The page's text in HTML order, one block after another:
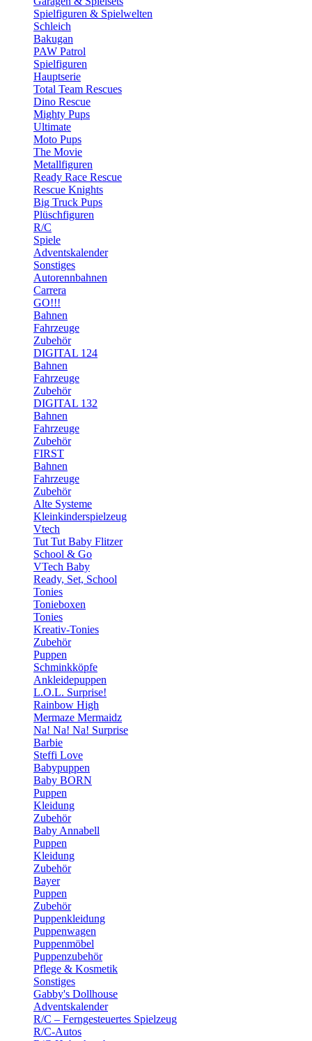
Spielfiguren & Spielwelten
Schleich
Bakugan
PAW Patrol
Spielfiguren
Hauptserie
Total Team Rescues
Dino Rescue
Mighty Pups
Ultimate
Moto Pups
The Movie
Metallfiguren
Ready Race Rescue
Rescue Knights
Big Truck Pups
Plüschfiguren
R/C
Spiele
Adventskalender
Sonstiges
Autorennbahnen
Carrera
GO!!!
Bahnen
Fahrzeuge
Zubehör
DIGITAL 124
Bahnen
Fahrzeuge
Zubehör
DIGITAL 132
Bahnen
Fahrzeuge
Zubehör
FIRST
Bahnen
Fahrzeuge
Zubehör
Alte Systeme
Kleinkinderspielzeug
Vtech
Tut Tut Baby Flitzer
School & Go
VTech Baby
Ready, Set, School
Tonies
Tonieboxen
Tonies
Kreativ-Tonies
Zubehör
Puppen
Schminkköpfe
Ankleidepuppen
L.O.L. Surprise!
Rainbow High
Mermaze Mermaidz
Na! Na! Na! Surprise
Barbie
Steffi Love
Babypuppen
Baby BORN
Puppen
Kleidung
Zubehör
Baby Annabell
Puppen
Kleidung
Zubehör
Bayer
Puppen
Zubehör
Puppenkleidung
Puppenwagen
Puppenmöbel
Puppenzubehör
Pflege & Kosmetik
Sonstiges
Gabby's Dollhouse
Adventskalender
R/C – Ferngesteuertes Spielzeug
R/C-Autos